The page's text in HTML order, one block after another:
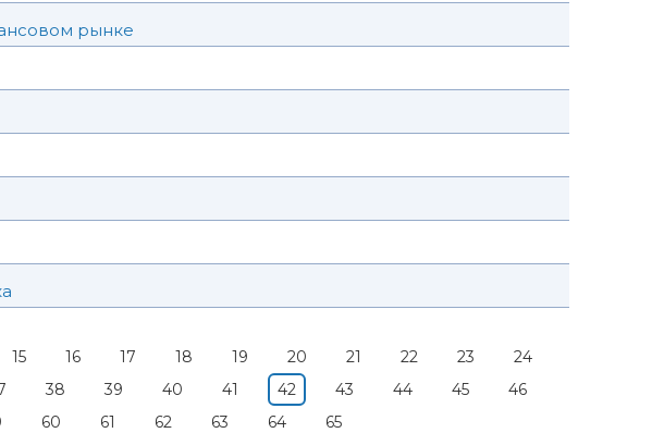
рынке
15 16 17 18 19 20 21 22 23
24
38 39 40 41 42 43 44 45
46
60 61 62 63 64 65